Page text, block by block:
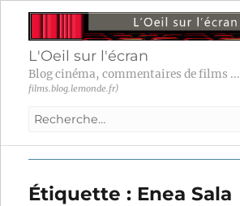
L'Oeil sur l'écran
Blog cinéma, commentaires de films ...
films.blog.lemonde.fr)
Recherche
:
Étiquette : Enea Sala